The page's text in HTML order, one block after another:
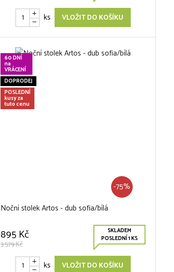
ks VLOŽIT DO KOŠÍKU
60 DNÍ
na
VRÁCENÍ
DOPRODEJ
POSLEDNÍ
kusy za
tuto cenu
-75%
Noční stolek Artos - dub sofia/bílá
895 Kč
3 579 Kč
SKLADEM
POSLEDNÍ 1 KS
ks VLOŽIT DO KOŠÍKU